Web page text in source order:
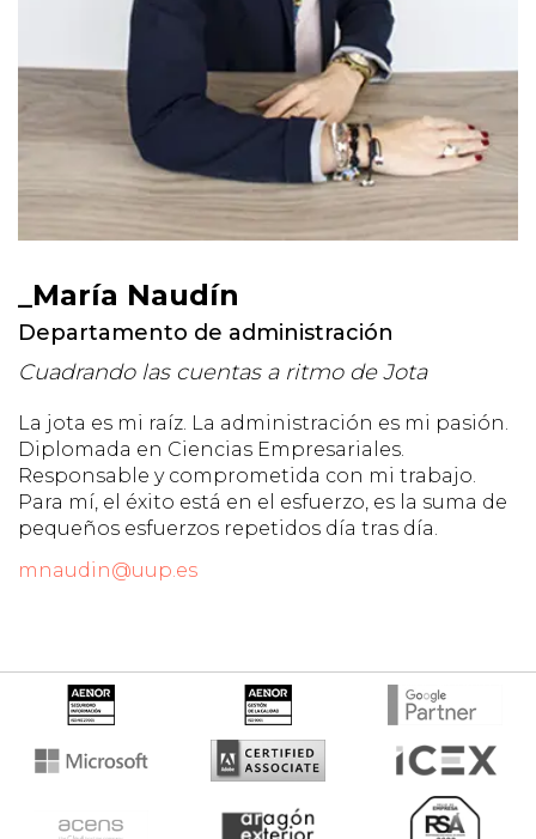
María Naudín
Departamento de administración
Cuadrando las cuentas a ritmo de Jota
La jota es mi raíz. La administración es mi pasión.
Diplomada en Ciencias Empresariales.
Responsable y comprometida con mi trabajo.
Para mí, el éxito está en el esfuerzo, es la suma de
pequeños esfuerzos repetidos día tras día.
mnaudin@uup.es